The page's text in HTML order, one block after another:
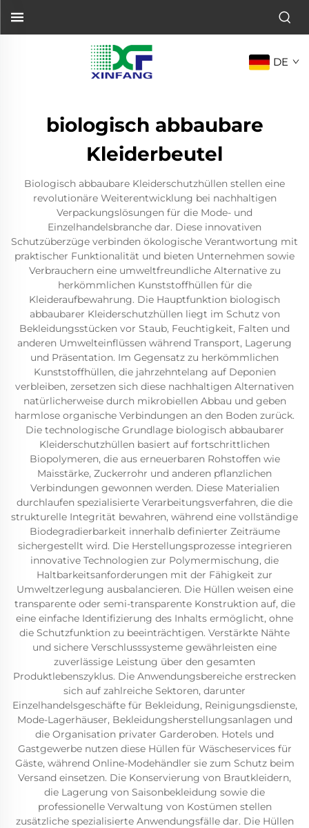
DE
biologisch abbaubare
Kleiderbeutel
Biologisch abbaubare Kleiderschutzhüllen stellen eine
revolutionäre Weiterentwicklung bei nachhaltigen
Verpackungslösungen für die Mode- und
Einzelhandelsbranche dar. Diese innovativen
Schutzüberzüge verbinden ökologische Verantwortung mit
praktischer Funktionalität und bieten Unternehmen sowie
Verbrauchern eine umweltfreundliche Alternative zu
herkömmlichen Kunststoffhüllen für die
Kleideraufbewahrung. Die Hauptfunktion biologisch
abbaubarer Kleiderschutzhüllen liegt im Schutz von
Bekleidungsstücken vor Staub, Feuchtigkeit, Falten und
anderen Umwelteinflüssen während Transport, Lagerung
und Präsentation. Im Gegensatz zu herkömmlichen
Kunststoffhüllen, die jahrzehntelang auf Deponien
verbleiben, zersetzen sich diese nachhaltigen Alternativen
natürlicherweise durch mikrobiellen Abbau und geben
harmlose organische Verbindungen an den Boden zurück.
Die technologische Grundlage biologisch abbaubarer
Kleiderschutzhüllen basiert auf fortschrittlichen
Biopolymeren, die aus erneuerbaren Rohstoffen wie
Maisstärke, Zuckerrohr und anderen pflanzlichen
Verbindungen gewonnen werden. Diese Materialien
durchlaufen spezialisierte Verarbeitungsverfahren, die die
strukturelle Integrität bewahren, während eine vollständige
Biodegradierbarkeit innerhalb definierter Zeiträume
sichergestellt wird. Die Herstellungsprozesse integrieren
innovative Technologien zur Polymermischung, die
Haltbarkeitsanforderungen mit der Fähigkeit zur
Umweltzerlegung ausbalancieren. Die Hüllen weisen eine
transparente oder semi-transparente Konstruktion auf, die
eine einfache Identifizierung des Inhalts ermöglicht, ohne
die Schutzfunktion zu beeinträchtigen. Verstärkte Nähte
und sichere Verschlusssysteme gewährleisten eine
zuverlässige Leistung über den gesamten
Produktlebenszyklus. Die Anwendungsbereiche erstrecken
sich auf zahlreiche Sektoren, darunter
Einzelhandelsgeschäfte für Bekleidung, Reinigungsdienste,
Mode-Lagerhäuser, Bekleidungsherstellungsanlagen und
die Organisation privater Garderoben. Hotels und
Gastgewerbe nutzen diese Hüllen für Wäscheservices für
Gäste, während Online-Modehändler sie zum Schutz beim
Versand einsetzen. Die Konservierung von Brautkleidern,
die Lagerung von Saisonbekleidung sowie die
professionelle Verwaltung von Kostümen stellen
zusätzliche spezialisierte Anwendungsfälle dar. Die Hüllen